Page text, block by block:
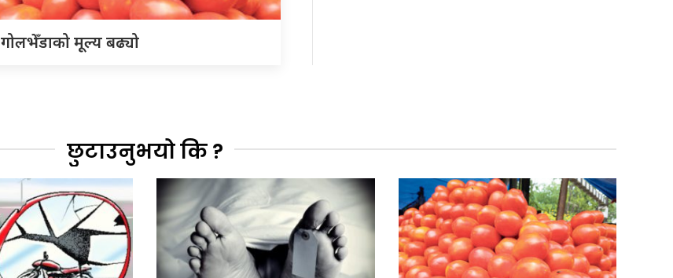
गोलभेँडाको मूल्य बढ्यो
छुटाउनुभयो कि ?